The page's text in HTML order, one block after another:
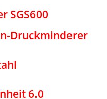
SGS600
Druckminderer
6.0